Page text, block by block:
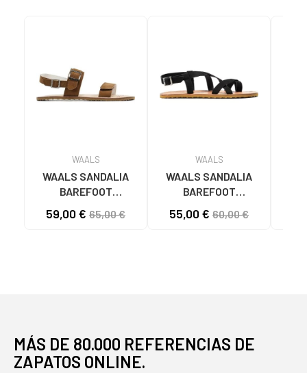
WAALS
WAALS SANDALIA
BAREFOOT
CAMEL BEIGE
59,00 € 65,00 €
WAALS
WAALS SANDALIA
BAREFOOT
NATUR I NEGRO
55,00 € 60,00 €
MÁS DE 80.000 REFERENCIAS DE
ZAPATOS ONLINE.